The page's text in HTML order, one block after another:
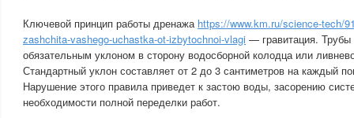
Ключевой принцип работы дренажа https://www.km.ru/science-tech/
zashchita-vashego-uchastka-ot-izbytochnoi-vlagi — гравитация.
обязательным уклоном в сторону водосборной колодца или
Стандартный уклон составляет от 2 до 3 сантиметров на каждый
Нарушение этого правила приведет к застою воды, засорению
необходимости полной переделки работ.